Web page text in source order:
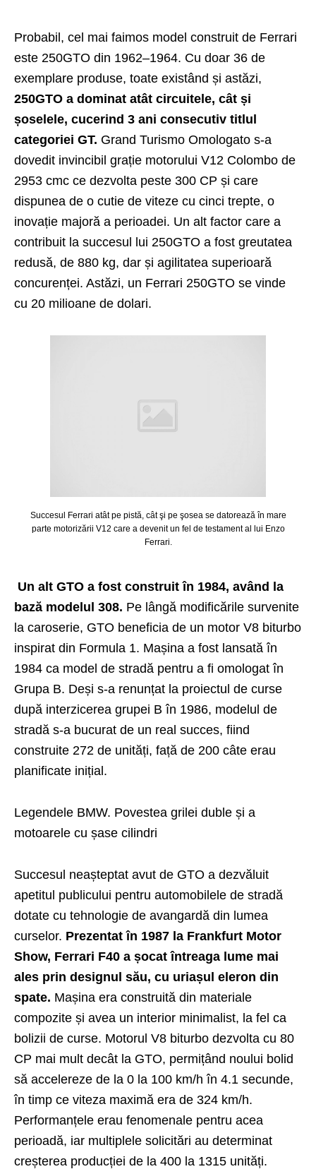
Probabil, cel mai faimos model construit de Ferrari
este 250GTO din 1962–1964. Cu doar 36 de
exemplare produse, toate existând și astăzi,
250GTO a dominat atât circuitele, cât și
șoselele, cucerind 3 ani consecutiv titlul
categoriei GT. Grand Turismo Omologato s-a
dovedit invincibil grație motorului V12 Colombo de
2953 cmc ce dezvolta peste 300 CP și care
dispunea de o cutie de viteze cu cinci trepte, o
inovație majoră a perioadei. Un alt factor care a
contribuit la succesul lui 250GTO a fost greutatea
redusă, de 880 kg, dar și agilitatea superioară
concurenței. Astăzi, un Ferrari 250GTO se vinde
cu 20 milioane de dolari.
Succesul Ferrari atât pe pistă, cât şi pe şosea se datorează în mare
parte motorizării V12 care a devenit un fel de testament al lui Enzo
Ferrari.
Un alt GTO a fost construit în 1984, având la
bază modelul 308. Pe lângă modificările survenite
la caroserie, GTO beneficia de un motor V8 biturbo
inspirat din Formula 1. Mașina a fost lansată în
1984 ca model de stradă pentru a fi omologat în
Grupa B. Deși s-a renunțat la proiectul de curse
după interzicerea grupei B în 1986, modelul de
stradă s-a bucurat de un real succes, fiind
construite 272 de unități, față de 200 câte erau
planificate inițial.
Legendele BMW. Povestea grilei duble și a
motoarele cu șase cilindri
Succesul neașteptat avut de GTO a dezvăluit
apetitul publicului pentru automobilele de stradă
dotate cu tehnologie de avangardă din lumea
curselor. Prezentat în 1987 la Frankfurt Motor
Show, Ferrari F40 a șocat întreaga lume mai
ales prin designul său, cu uriașul eleron din
spate. Mașina era construită din materiale
compozite și avea un interior minimalist, la fel ca
bolizii de curse. Motorul V8 biturbo dezvolta cu 80
CP mai mult decât la GTO, permițând noului bolid
să accelereze de la 0 la 100 km/h în 4.1 secunde,
în timp ce viteza maximă era de 324 km/h.
Performanțele erau fenomenale pentru acea
perioadă, iar multiplele solicitări au determinat
creșterea producției de la 400 la 1315 unități.